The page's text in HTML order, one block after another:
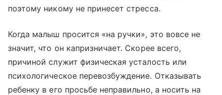
поэтому никому не принесет стресса.
Когда малыш просится «на ручки», это вовсе не
значит, что он капризничает. Скорее всего,
причиной служит физическая усталость или
психологическое перевозбуждение. Отказывать
ребенку в его просьбе неправильно, а носить на